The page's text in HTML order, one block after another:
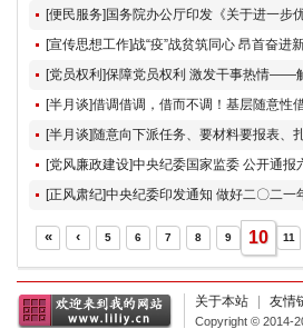
[便民服务]国务院办公厅印发《关于进一步
[宣传思想工作]战“疫”战贫筑同心 昂首奋
[半月谈]借调借调，借而不调！基层随意性
[半月谈]随意向下派任务、要材料要报表、
[党风廉政建设]中央纪委国家监委 公开通
[正风肃纪]中央纪委印发通知 做好二〇二
« ‹ 5 6 7 8 9 10 11
关于本站 友情
Copyright © 2014-